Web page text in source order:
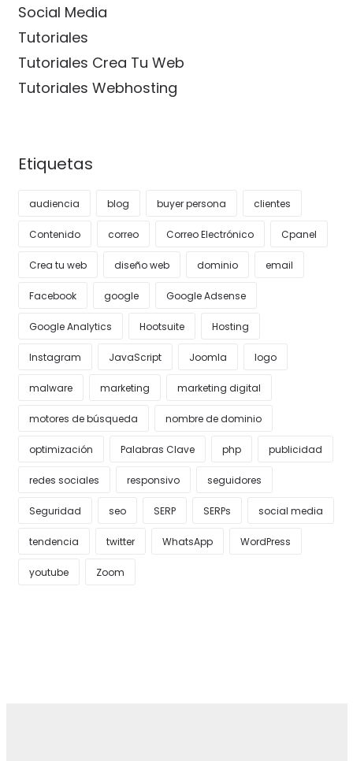
Social Media
Tutoriales
Tutoriales Crea Tu Web
Tutoriales Webhosting
Etiquetas
audiencia blog buyer persona clientes
Contenido correo Correo Electrónico Cpanel
Crea tu web diseño web dominio email
Facebook google Google Adsense
Google Analytics Hootsuite Hosting
Instagram JavaScript Joomla logo
malware marketing marketing digital
motores de búsqueda nombre de dominio
optimización Palabras Clave php publicidad
redes sociales responsivo seguidores
Seguridad seo SERP SERPs social media
tendencia twitter WhatsApp WordPress
youtube Zoom